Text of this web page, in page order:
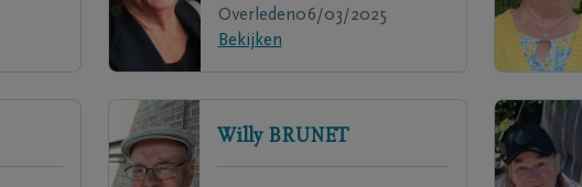
Overleden06/03/2025
Bekijken
Willy BRUNET